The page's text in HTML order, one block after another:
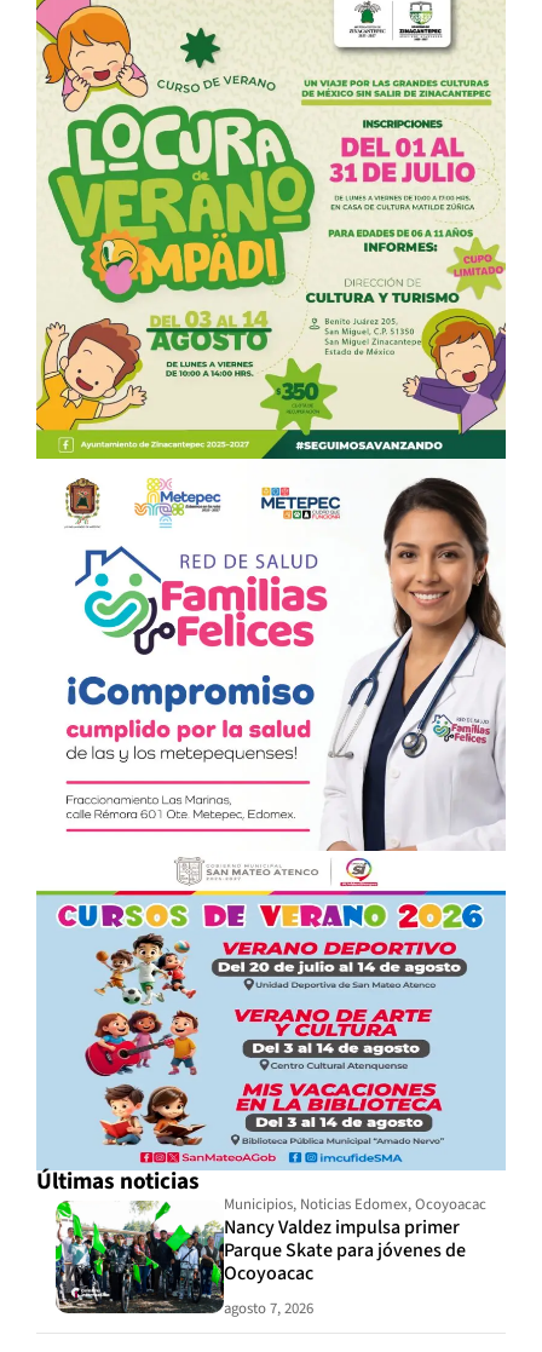
Últimas noticias
Municipios, Noticias Edomex,Ocoyoacac
Nancy Valdez impulsa primer
Parque Skate para jóvenes de
Ocoyoacac
agosto 7, 2026